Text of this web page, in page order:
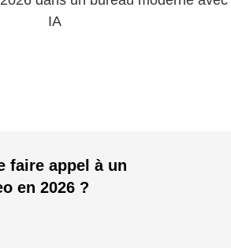
faire appel à un
en 2026 ?